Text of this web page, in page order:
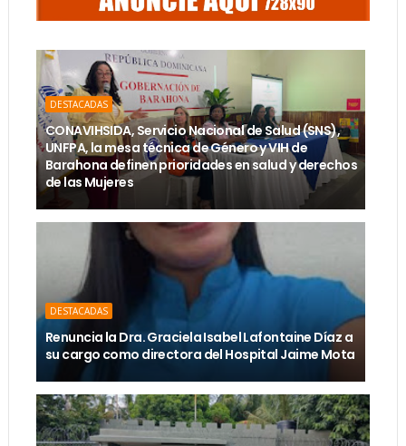
DESTACADAS
CONAVIHSIDA, Servicio Nacional de Salud (SNS),
UNFPA, la mesa técnica de Género y VIH de
Barahona definen prioridades en salud y derechos
de las Mujeres
DESTACADAS
Renuncia la Dra. Graciela Isabel Lafontaine Díaz a
su cargo como directora del Hospital Jaime Mota